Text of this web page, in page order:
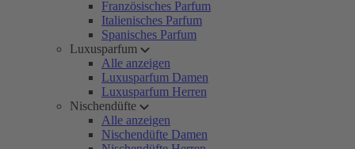
Französisches Parfum
Italienisches Parfum
Spanisches Parfum
Luxusparfum
Alle anzeigen
Luxusparfum Damen
Luxusparfum Herren
Nischendüfte
Alle anzeigen
Nischendüfte Damen